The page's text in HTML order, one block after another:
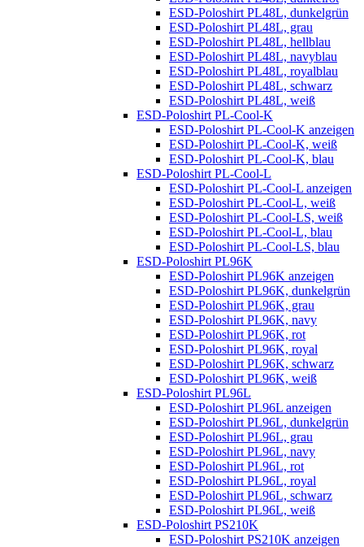
ESD-Poloshirt PL48L, dunkelgrün
ESD-Poloshirt PL48L, grau
ESD-Poloshirt PL48L, hellblau
ESD-Poloshirt PL48L, navyblau
ESD-Poloshirt PL48L, royalblau
ESD-Poloshirt PL48L, schwarz
ESD-Poloshirt PL48L, weiß
ESD-Poloshirt PL-Cool-K
ESD-Poloshirt PL-Cool-K anzeigen
ESD-Poloshirt PL-Cool-K, weiß
ESD-Poloshirt PL-Cool-K, blau
ESD-Poloshirt PL-Cool-L
ESD-Poloshirt PL-Cool-L anzeigen
ESD-Poloshirt PL-Cool-L, weiß
ESD-Poloshirt PL-Cool-LS, weiß
ESD-Poloshirt PL-Cool-L, blau
ESD-Poloshirt PL-Cool-LS, blau
ESD-Poloshirt PL96K
ESD-Poloshirt PL96K anzeigen
ESD-Poloshirt PL96K, dunkelgrün
ESD-Poloshirt PL96K, grau
ESD-Poloshirt PL96K, navy
ESD-Poloshirt PL96K, rot
ESD-Poloshirt PL96K, royal
ESD-Poloshirt PL96K, schwarz
ESD-Poloshirt PL96K, weiß
ESD-Poloshirt PL96L
ESD-Poloshirt PL96L anzeigen
ESD-Poloshirt PL96L, dunkelgrün
ESD-Poloshirt PL96L, grau
ESD-Poloshirt PL96L, navy
ESD-Poloshirt PL96L, rot
ESD-Poloshirt PL96L, royal
ESD-Poloshirt PL96L, schwarz
ESD-Poloshirt PL96L, weiß
ESD-Poloshirt PS210K
ESD-Poloshirt PS210K anzeigen